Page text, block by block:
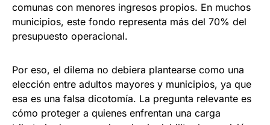
comunas con menores ingresos propios. En muchos
municipios, este fondo representa más del 70% del
presupuesto operacional.
Por eso, el dilema no debiera plantearse como una
elección entre adultos mayores y municipios, ya que
esa es una falsa dicotomía. La pregunta relevante es
cómo proteger a quienes enfrentan una carga